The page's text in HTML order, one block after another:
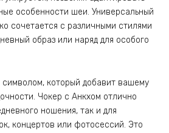
особенности шеи. Универсальный
сочетается с различными стилями
образ или наряд для особого
символом, который добавит вашему
Чокер с Анкхом отлично
ношения, так и для
концертов или фотосессий. Это